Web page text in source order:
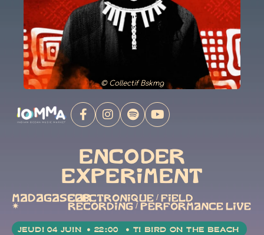
© Collectif Bskmg
ENCODER
EXPERIMENT
MADAGASCAR
✷
ELECTRONIQUE / FIELD
RECORDING / PERFORMANCE LIVE
JEUDI 04 JUIN • 22:00 • TI BIRD ON THE BEACH